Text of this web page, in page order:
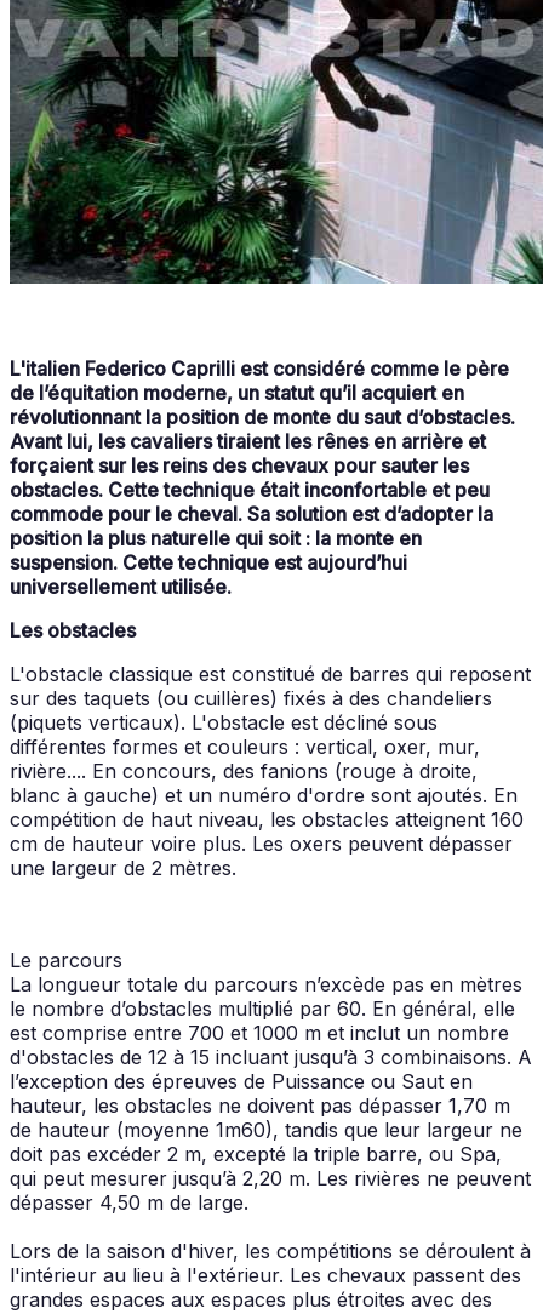
L'italien Federico Caprilli est considéré comme le père
de l’équitation moderne, un statut qu’il acquiert en
révolutionnant la position de monte du saut d’obstacles.
Avant lui, les cavaliers tiraient les rênes en arrière et
forçaient sur les reins des chevaux pour sauter les
obstacles. Cette technique était inconfortable et peu
commode pour le cheval. Sa solution est d’adopter la
position la plus naturelle qui soit : la monte en
suspension. Cette technique est aujourd’hui
universellement utilisée.
Les obstacles
L'obstacle classique est constitué de barres qui reposent
sur des taquets (ou cuillères) fixés à des chandeliers
(piquets verticaux). L'obstacle est décliné sous
différentes formes et couleurs : vertical, oxer, mur,
rivière.... En concours, des fanions (rouge à droite,
blanc à gauche) et un numéro d'ordre sont ajoutés. En
compétition de haut niveau, les obstacles atteignent 160
cm de hauteur voire plus. Les oxers peuvent dépasser
une largeur de 2 mètres.
Le parcours
La longueur totale du parcours n’excède pas en mètres
le nombre d’obstacles multiplié par 60. En général, elle
est comprise entre 700 et 1000 m et inclut un nombre
d'obstacles de 12 à 15 incluant jusqu’à 3 combinaisons. A
l’exception des épreuves de Puissance ou Saut en
hauteur, les obstacles ne doivent pas dépasser 1,70 m
de hauteur (moyenne 1m60), tandis que leur largeur ne
doit pas excéder 2 m, excepté la triple barre, ou Spa,
qui peut mesurer jusqu’à 2,20 m. Les rivières ne peuvent
dépasser 4,50 m de large.
Lors de la saison d'hiver, les compétitions se déroulent à
l'intérieur au lieu à l'extérieur. Les chevaux passent des
grandes espaces aux espaces plus étroites avec des